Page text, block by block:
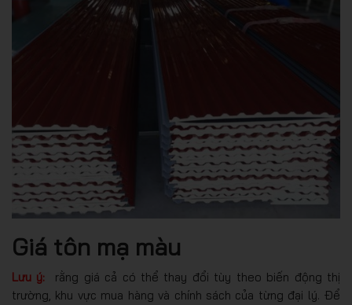
Giá tôn mạ màu
Lưu ý: rằng giá cả có thể thay đổi tùy theo biến động thị
trường, khu vực mua hàng và chính sách của từng đại lý. Để